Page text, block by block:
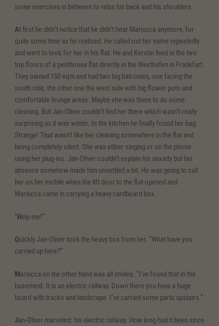
some exercises in between to relax his back and his shoulders.
At first he didn’t notice that he didn’t hear Mariucca anymore, for
quite some time as he realized. He called out her name repeatedly
and went to look for her in his flat. He and Kerstin lived in the two
top floors of a penthouse flat directly in the Westhafen in Frankfurt.
They owned 150 sqm and had two big balconies, one facing the
south side, the other one the west side with big flower pots and
comfortable lounge areas. Maybe she was there to do some
cleaning. But Jan-Oliver couldn’t find her there which wasn’t really
surprising as it was winter. In the kitchen he finally found her bag.
Strange! That wasn’t like her cleaning somewhere in the flat and
being completely silent. She was either singing or on the phone
using her plug-ins. Jan-Oliver couldn’t explain his anxiety but her
absence somehow made him unsettled a bit. He was going to call
her on her mobile when the lift door to the flat opened and
Mariucca came in carrying a heavy cardboard box.
“Help me!”
Quickly Jan-Oliver took the heavy box from her. “What have you
carried up here?”
Mariucca on the other hand was all smiles. “I’ve found that in the
basement. It is an electric railway. Down there you have a huge
board with tracks and landscape. I’ve carried some parts upstairs.”
Jan-Oliver marveled: his electric railway. How long had it been since